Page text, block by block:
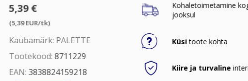
5,39 €
(5,39 EUR/tk)
Kaubamärk: PALETTE
Tootekood: 8711229
EAN: 3838824159218
Kohaletoimetamine
jooksul
Küsitoote kohta
Kiire ja turvaline